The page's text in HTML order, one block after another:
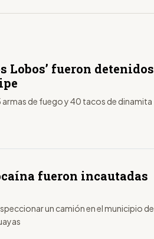
Lobos’ fueron detenidos
de fuego y 40 tacos de dinamita
fueron incautadas
un camión en el municipio de